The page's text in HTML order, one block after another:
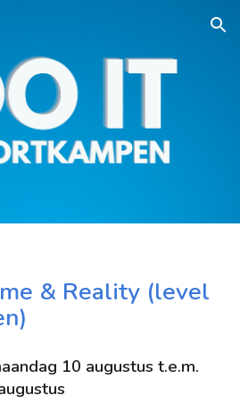
Skip to navigation
& Reality (level
)
10 augustus t.e.m.